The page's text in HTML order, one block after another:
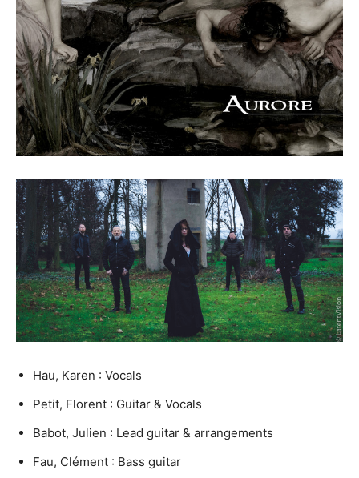
Hau, Karen : Vocals
Petit, Florent : Guitar & Vocals
Babot, Julien : Lead guitar & arrangements
Fau, Clément : Bass guitar